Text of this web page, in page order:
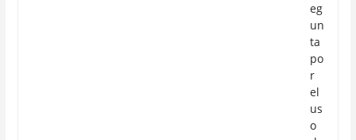
eg
un
ta
po
r
el
us
o